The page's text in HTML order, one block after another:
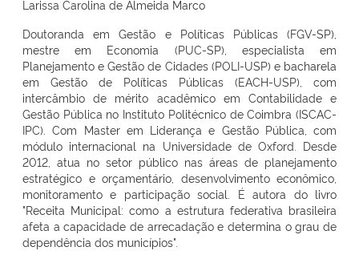
Larissa Carolina de Almeida Marco
Doutoranda em Gestão e Políticas Públicas (FGV-SP),
mestre em Economia (PUC-SP), especialista em
Planejamento e Gestão de Cidades (POLI-USP) e bacharela
em Gestão de Políticas Públicas (EACH-USP), com
intercâmbio de mérito acadêmico em Contabilidade e
Gestão Pública no Instituto Politécnico de Coimbra (ISCAC-
IPC). Com Master em Liderança e Gestão Pública, com
módulo internacional na Universidade de Oxford. Desde
2012, atua no setor público nas áreas de planejamento
estratégico e orçamentário, desenvolvimento econômico,
monitoramento e participação social. É autora do livro
"Receita Municipal: como a estrutura federativa brasileira
afeta a capacidade de arrecadação e determina o grau de
dependência dos municípios".